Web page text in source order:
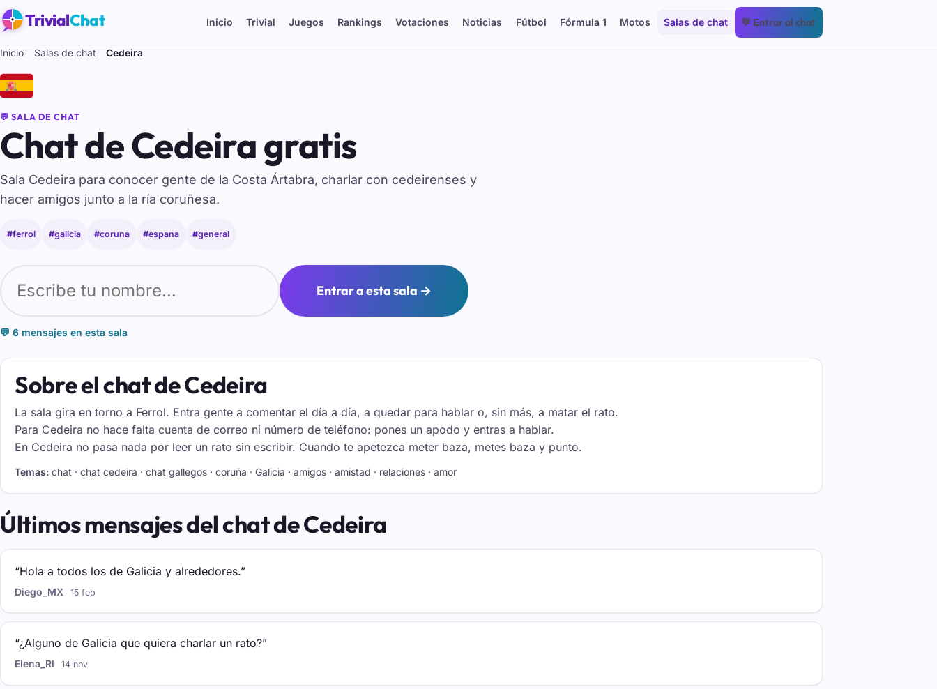
TrivialChat Inicio Trivial Juegos Rankings Votaciones Noticias Fútbol Fórmula 1 Motos Salas de chat 💬 Entrar al chat
Inicio Salas de chat Cedeira
🇪🇸
💬 SALA DE CHAT
Chat de Cedeira gratis
Sala Cedeira para conocer gente de la Costa Ártabra, charlar con cedeirenses y
hacer amigos junto a la ría coruñesa.
#ferrol #galicia #coruna #espana #general
Entrar a esta sala →
💬 6 mensajes en esta sala
Sobre el chat de Cedeira
La sala gira en torno a Ferrol. Entra gente a comentar el día a día, a quedar para hablar o, sin más, a matar el rato.
Para Cedeira no hace falta cuenta de correo ni número de teléfono: pones un apodo y entras a hablar.
En Cedeira no pasa nada por leer un rato sin escribir. Cuando te apetezca meter baza, metes baza y punto.
Temas: chat · chat cedeira · chat gallegos · coruña · Galicia · amigos · amistad · relaciones · amor
Últimos mensajes del chat de Cedeira
“Hola a todos los de Galicia y alrededores.”
Diego_MX 15 feb
“¿Alguno de Galicia que quiera charlar un rato?”
Elena_Rl 14 nov